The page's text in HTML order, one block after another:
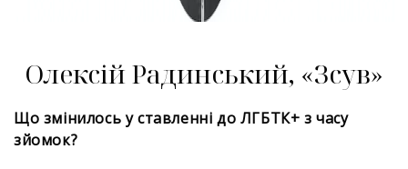
Олексій Радинський, «Зсув»
Що змінилось у ставленні до ЛГБТК+ з часу
зйомок?